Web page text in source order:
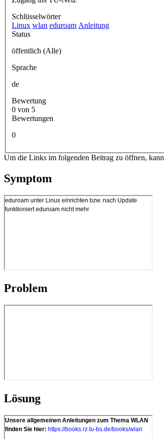
Schlüsselwörter
Linux wlan eduroam Anleitung
Status
öffentlich (Alle)
Sprache
de
Bewertung
0 von 5
Bewertungen
0
Um die Links im folgenden Beitrag zu öffnen,
Symptom
Problem
Lösung